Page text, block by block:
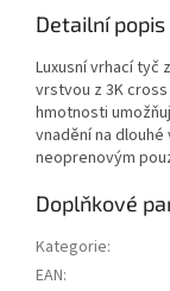
Detailní
Luxusní vrhací tyč
vrstvou z 3K
hmotnosti
vnadění na
neoprenovým
Doplňkové
Kategorie:
EAN: